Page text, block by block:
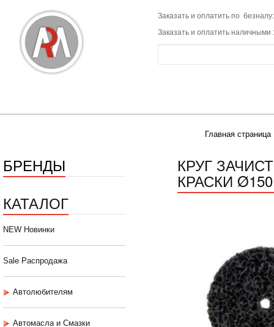
Заказать и оплатить по
Заказать и оплатить наличными
Главная страница
БРЕНДЫ
КАТАЛОГ
NEW Новинки
Sale Распродажа
Автолюбителям
Автомасла и Смазки
КРУГ
КРАСКИ